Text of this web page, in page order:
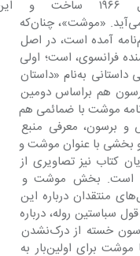
برسون فیلم موشت را در
مهم‌ترین فیلم‌های این کارگردان به‌حساب می‌آید. «موشت»، چنان‌که
در مقدمه مترجم بر ترجمه فارسی این فیلم‌نامه آمده است، در اصل
فرانسوی، است؛ اولی
داستانی به‎نام «زیر آفتاب شیطانی» و دومی داستانی به‌نام «داستان
هم براساس دومین
خلق شده است. ترجمه فارسی فیلم‌نامه موشت با ضمائمی هم
و برسون، معرفی منبع
برسون و بخشی با عنوان موشت و
کتاب نیز تصاویری از
شده است. بخش موشت و
مطبوعات، شامل گزیده‌ای است از نقل‌قول‌های منتقدان درباره این
بخش از قول سباستین روله، درباره
موشت می‌خوانیم: «مهم این است که برسون خسته از درک‌‎نشدن
توسط اکثریت و بخش بزرگی از اقلیت، با موشت برای اولین‌بار به